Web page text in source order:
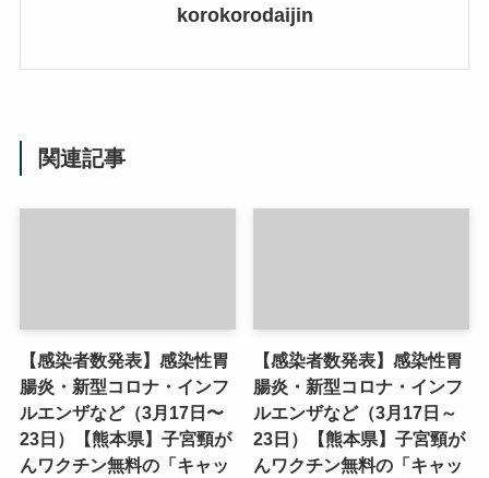
korokorodaijin
関連記事
【感染者数発表】感染性胃
腸炎・新型コロナ・インフ
ルエンザなど（3月17日〜
23日）【熊本県】子宮頸が
んワクチン無料の「キャッ
【感染者数発表】感染性胃
腸炎・新型コロナ・インフ
ルエンザなど（3月17日～
23日）【熊本県】子宮頸が
んワクチン無料の「キャッ